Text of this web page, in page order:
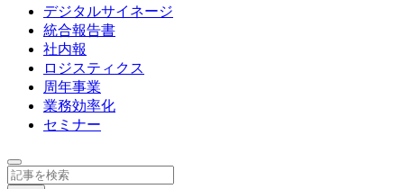
デジタルサイネージ
統合報告書
社内報
ロジスティクス
周年事業
業務効率化
セミナー